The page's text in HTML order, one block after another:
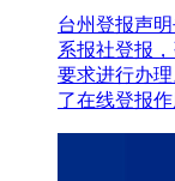
台州登报声
系报社登报
要求进行办
了在线登报